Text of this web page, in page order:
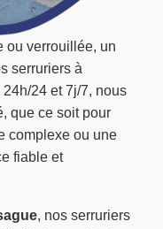
ou verrouillée, un
serruriers à
24 et 7j/7, nous
que ce soit pour
complexe ou une
fiable et
, nos serruriers